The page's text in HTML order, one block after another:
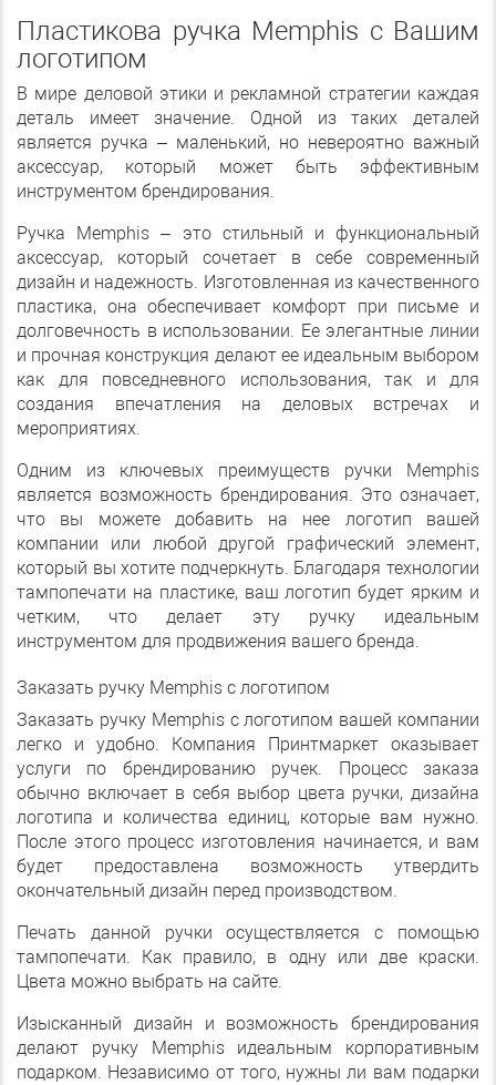
Пластикова ручка Memphis с Вашим
логотипом
В мире деловой этики и рекламной стратегии каждая
деталь имеет значение. Одной из таких деталей
является ручка – маленький, но невероятно важный
аксессуар, который может быть эффективным
инструментом брендирования.
Ручка Memphis – это стильный и функциональный
аксессуар, который сочетает в себе современный
дизайн и надежность. Изготовленная из качественного
пластика, она обеспечивает комфорт при письме и
долговечность в использовании. Ее элегантные линии
и прочная конструкция делают ее идеальным выбором
как для повседневного использования, так и для
создания впечатления на деловых встречах и
мероприятиях.
Одним из ключевых преимуществ ручки Memphis
является возможность брендирования. Это означает,
что вы можете добавить на нее логотип вашей
компании или любой другой графический элемент,
который вы хотите подчеркнуть. Благодаря технологии
тампопечати на пластике, ваш логотип будет ярким и
четким, что делает эту ручку идеальным
инструментом для продвижения вашего бренда.
Заказать ручку Memphis с логотипом
Заказать ручку Memphis с логотипом вашей компании
легко и удобно. Компания Принтмаркет оказывает
услуги по брендированию ручек. Процесс заказа
обычно включает в себя выбор цвета ручки, дизайна
логотипа и количества единиц, которые вам нужно.
После этого процесс изготовления начинается, и вам
будет предоставлена возможность утвердить
окончательный дизайн перед производством.
Печать данной ручки осуществляется с помощью
тампопечати. Как правило, в одну или две краски.
Цвета можно выбрать на сайте.
Изысканный дизайн и возможность брендирования
делают ручку Memphis идеальным корпоративным
подарком. Независимо от того, нужны ли вам подарки